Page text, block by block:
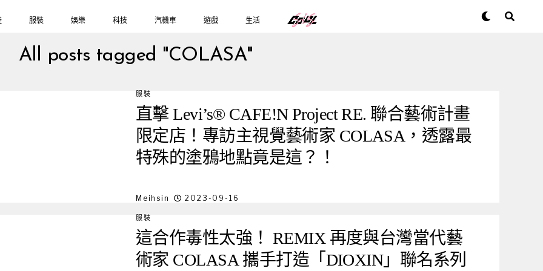
服裝 娛樂 科技 汽機車 遊戲 生活
All posts tagged "COLASA"
服裝
直擊 Levi’s® CAFE!N Project RE. 聯合藝術計畫
限定店！專訪主視覺藝術家 COLASA，透露最
特殊的塗鴉地點竟是這？！
Meihsin 2023-09-16
服裝
這合作毒性太強！ REMIX 再度與台灣當代藝
術家 COLASA 攜手打造「DIOXIN」聯名系列